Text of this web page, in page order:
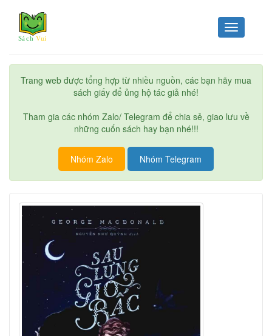
Toggle
navigation
Trang web được tổng hợp từ nhiều nguồn, các bạn hãy mua
sách giấy để ủng hộ tác giả nhé!
Tham gia các nhóm Zalo/ Telegram để chia sẻ, giao lưu về
những cuốn sách hay bạn nhé!!!
Nhóm Zalo Nhóm Telegram